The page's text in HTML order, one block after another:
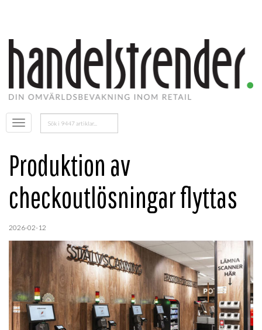
Öppna
menyn
Sök
efter:
Produktion av
checkoutlösningar flyttas
2026-02-12